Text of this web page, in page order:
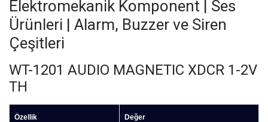
Elektromekanik Komponent | Ses
Ürünleri | Alarm, Buzzer ve Siren
Çeşitleri
WT-1201 AUDIO MAGNETIC XDCR 1-2V
TH
Özellik Değer